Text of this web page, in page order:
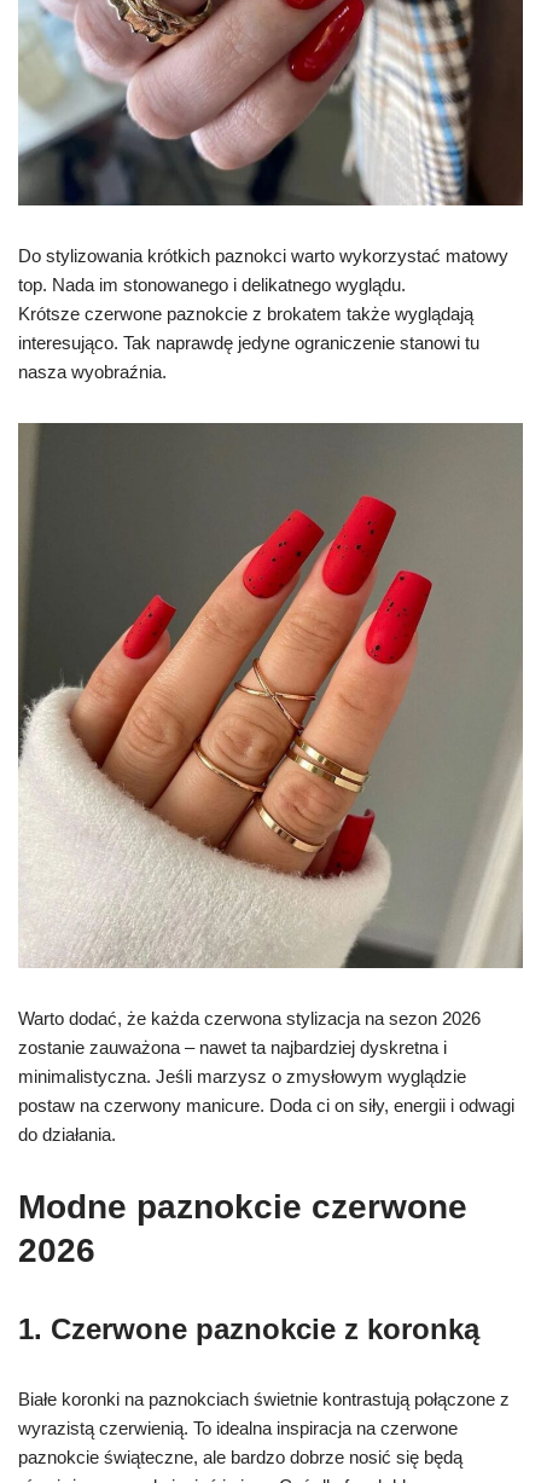
Do stylizowania krótkich paznokci warto wykorzystać matowy
top. Nada im stonowanego i delikatnego wyglądu.
Krótsze czerwone paznokcie z brokatem także wyglądają
interesująco. Tak naprawdę jedyne ograniczenie stanowi tu
nasza wyobraźnia.
Warto dodać, że każda czerwona stylizacja na sezon 2026
zostanie zauważona – nawet ta najbardziej dyskretna i
minimalistyczna. Jeśli marzysz o zmysłowym wyglądzie
postaw na czerwony manicure. Doda ci on siły, energii i odwagi
do działania.
Modne paznokcie czerwone
2026
1. Czerwone paznokcie z koronką
Białe koronki na paznokciach świetnie kontrastują połączone z
wyrazistą czerwienią. To idealna inspiracja na czerwone
paznokcie świąteczne, ale bardzo dobrze nosić się będą